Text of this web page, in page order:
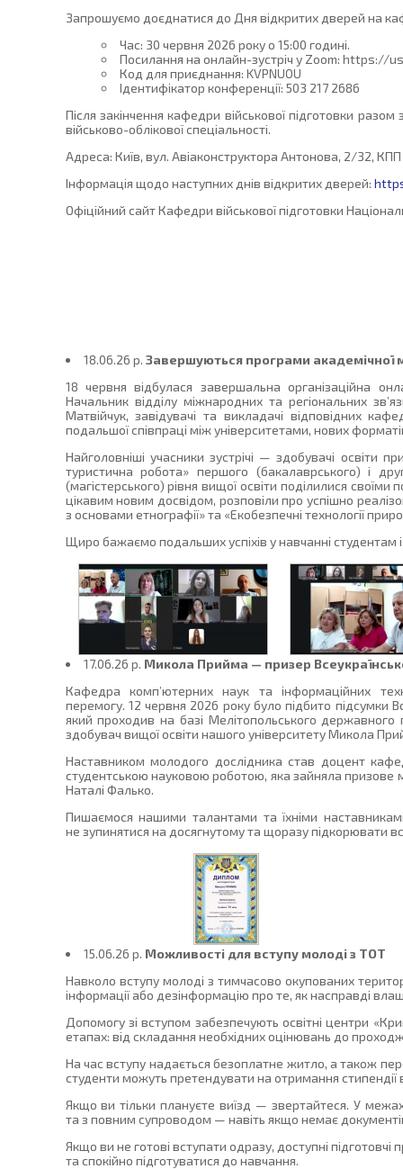
Запрошуємо доєднатися до Дня відкритих дверей на
Час: 30 червня 2026 року о 15:00 годині.
Посилання на онлайн-зустріч у Zoom: https://
Код для приєднання: KVPNUOU
Ідентифікатор конференції: 503 217 2686
Після закінчення кафедри військової підготовки
військово-облікової спеціальності.
Адреса: Київ, вул. Авіаконструктора Антонова, 2/32,
Інформація щодо наступних днів відкритих дверей:
Офіційний сайт Кафедри військової підготовки
18.06.26 p. Завершуються програми академічної
18 червня відбулася завершальна організаційна
Начальник відділу міжнародних та регіональних
Матвійчук, завідувачі та викладачі відповідних
подальшої співпраці між університетами, нових
Найголовніші учасники зустрічі — здобувачі освіти
туристична робота» першого (бакалаврського) і
(магістерського) рівня вищої освіти поділилися
цікавим новим досвідом, розповіли про успішно
з основами етнографії» та «Екобезпечні технології
Щиро бажаємо подальших успіхів у навчанні
17.06.26 p. Микола Прийма — призер
Кафедра комп’ютерних наук та інформаційних
перемогу. 12 червня 2026 року було підбито підсумки
який проходив на базі Мелітопольського державного
здобувач вищої освіти нашого університету Микола
Наставником молодого дослідника став доцент
студентською науковою роботою, яка зайняла призове
Наталі Фалько.
Пишаємося нашими талантами та їхніми
не зупинятися на досягнутому та щоразу підкорювати
15.06.26 p. Можливості для вступу молоді з ТОТ
Навколо вступу молоді з тимчасово окупованих
інформації або дезінформацію про те, як насправді
Допомогу зі вступом забезпечують освітні центри
етапах: від складання необхідних оцінювань до
На час вступу надається безоплатне житло, а також
студенти можуть претендувати на отримання стипендії
Якщо ви тільки плануєте виїзд — звертайтеся. У
та з повним супроводом — навіть якщо немає
Якщо ви не готові вступати одразу, доступні
та спокійно підготуватися до навчання.